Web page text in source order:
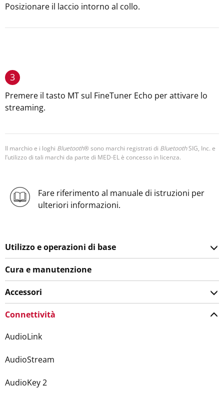
Posizionare il laccio intorno al collo.
3
Premere il tasto MT sul FineTuner Echo per attivare lo
streaming.
Il marchio e i loghi Bluetooth® sono marchi registrati di BluetoothSIG, Inc. e
l’utilizzo di tali marchi da parte di MED-EL è concesso in licenza.
Fare riferimento al manuale di istruzioni per
ulteriori informazioni.
Utilizzo e operazioni di base
Cura e manutenzione
Accessori
Connettività
AudioLink
AudioStream
AudioKey 2